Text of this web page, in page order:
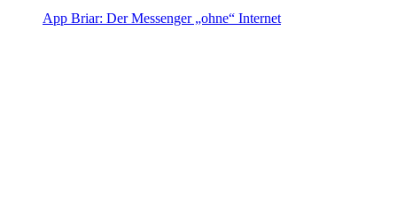
App Briar: Der Messenger „ohne“ Internet